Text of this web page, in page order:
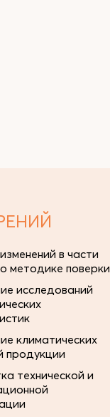
в части
методике поверки
исследований
климатических
продукции
технической и